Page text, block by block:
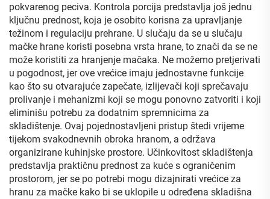
pokvarenog peciva. Kontrola porcija predstavlja još jednu
ključnu prednost, koja je osobito korisna za upravljanje
težinom i regulaciju prehrane. U slučaju da se u slučaju
mačke hrane koristi posebna vrsta hrane, to znači da se ne
može koristiti za hranjenje mačaka. Ne možemo pretjerivati
u pogodnost, jer ove vrećice imaju jednostavne funkcije
kao što su otvarajuće zapečate, izlijevači koji sprečavaju
prolivanje i mehanizmi koji se mogu ponovno zatvoriti i koji
eliminišu potrebu za dodatnim spremnicima za
skladištenje. Ovaj pojednostavljeni pristup štedi vrijeme
tijekom svakodnevnih obroka hranom, a održava
organizirane kuhinjske prostore. Učinkovitost skladištenja
predstavlja praktičnu prednost za kuće s ograničenim
prostorom, jer se po potrebi mogu dizajnirati vrećice za
hranu za mačke kako bi se uklopile u određena skladišna